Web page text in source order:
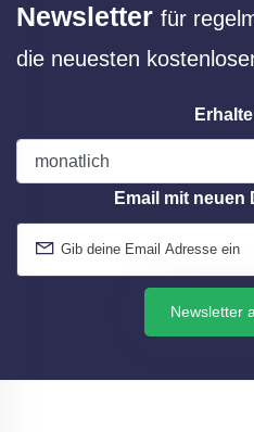
Newsletter für
die neuesten
Email mit neuen
Newsletter